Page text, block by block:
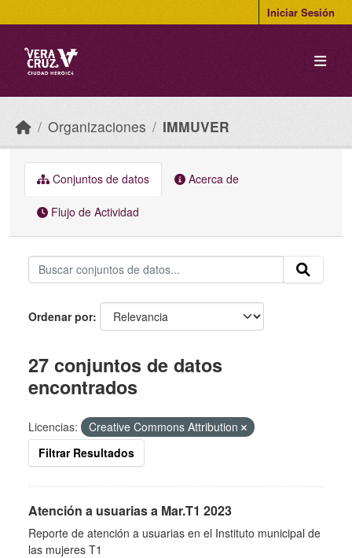
Iniciar Sesión
Organizaciones IMMUVER
Conjuntos de datos Acerca de
Flujo de Actividad
Ordenar por
27 conjuntos de datos
encontrados
Licencias:
Creative Commons Attribution
Filtrar Resultados
Atención a usuarias a Mar.T1 2023
Reporte de atención a usuarias en el Instituto municipal de
las mujeres T1